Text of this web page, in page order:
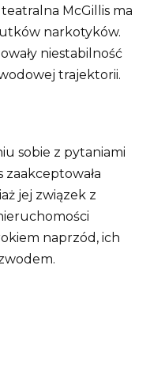
McGillis ma
narkotyków.
niestabilność
trajektorii.
sobie z pytaniami
zaakceptowała
jej związek z
naprzód, ich